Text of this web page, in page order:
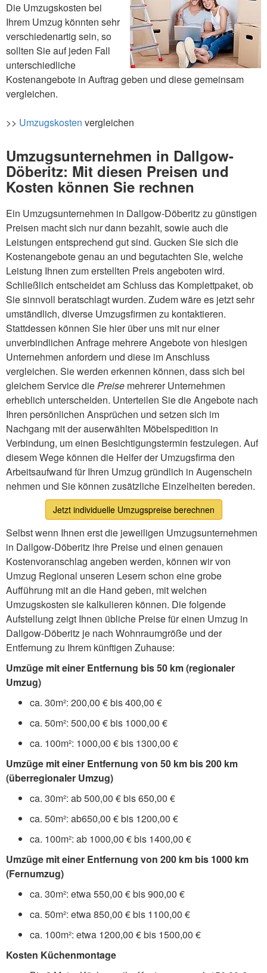
Die Umzugskosten bei
Ihrem Umzug könnten sehr
verschiedenartig sein, so
sollten Sie auf jeden Fall
unterschiedliche
Kostenangebote in Auftrag geben und diese gemeinsam
vergleichen.
>> Umzugskosten vergleichen
Umzugsunternehmen in Dallgow-
Döberitz: Mit diesen Preisen und
Kosten können Sie rechnen
Ein Umzugsunternehmen in Dallgow-Döberitz zu günstigen
Preisen macht sich nur dann bezahlt, sowie auch die
Leistungen entsprechend gut sind. Gucken Sie sich die
Kostenangebote genau an und begutachten Sie, welche
Leistung Ihnen zum erstellten Preis angeboten wird.
Schließlich entscheidet am Schluss das Komplettpaket, ob
Sie sinnvoll beratschlagt wurden. Zudem wäre es jetzt sehr
umständlich, diverse Umzugsfirmen zu kontaktieren.
Stattdessen können Sie hier über uns mit nur einer
unverbindlichen Anfrage mehrere Angebote von hiesigen
Unternehmen anfordern und diese im Anschluss
vergleichen. Sie werden erkennen können, dass sich bei
gleichem Service diePreise mehrerer Unternehmen
erheblich unterscheiden. Unterteilen Sie die Angebote nach
Ihren persönlichen Ansprüchen und setzen sich im
Nachgang mit der auserwählten Möbelspedition in
Verbindung, um einen Besichtigungstermin festzulegen. Auf
diesem Wege können die Helfer der Umzugsfirma den
Arbeitsaufwand für Ihren Umzug gründlich in Augenschein
nehmen und Sie können zusätzliche Einzelheiten bereden.
Jetzt individuelle Umzugspreise berechnen
Selbst wenn Ihnen erst die jeweiligen Umzugsunternehmen
in Dallgow-Döberitz ihre Preise und einen genauen
Kostenvoranschlag angeben werden, können wir von
Umzug Regional unseren Lesern schon eine grobe
Aufführung mit an die Hand geben, mit welchen
Umzugskosten sie kalkulieren können. Die folgende
Aufstellung zeigt Ihnen übliche Preise für einen Umzug in
Dallgow-Döberitz je nach Wohnraumgröße und der
Entfernung zu Ihrem künftigen Zuhause:
Umzüge mit einer Entfernung bis 50 km (regionaler
Umzug)
ca. 30m²: 200,00 € bis 400,00 €
ca. 50m²: 500,00 € bis 1000,00 €
ca. 100m²: 1000,00 € bis 1300,00 €
Umzüge mit einer Entfernung von 50 km bis 200 km
(überregionaler Umzug)
ca. 30m²: ab 500,00 € bis 650,00 €
ca. 50m²: ab650,00 € bis 1200,00 €
ca. 100m²: ab 1000,00 € bis 1400,00 €
Umzüge mit einer Entfernung von 200 km bis 1000 km
(Fernumzug)
ca. 30m²: etwa 550,00 € bis 900,00 €
ca. 50m²: etwa 850,00 € bis 1100,00 €
ca. 100m²: etwa 1200,00 € bis 1500,00 €
Kosten Küchenmontage